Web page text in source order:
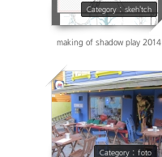
Category : skeh'tch
making of shadow play 2014
Category : foto
31526